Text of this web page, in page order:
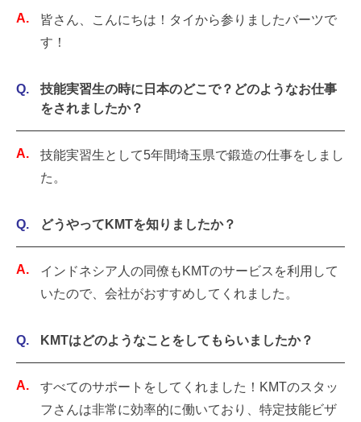
皆さん、こんにちは！タイから参りましたバーツで
す！
技能実習生の時に日本のどこで？どのようなお仕事
をされましたか？
技能実習生として5年間埼玉県で鍛造の仕事をしまし
た。
どうやってKMTを知りましたか？
インドネシア人の同僚もKMTのサービスを利用して
いたので、会社がおすすめしてくれました。
KMTはどのようなことをしてもらいましたか？
すべてのサポートをしてくれました！KMTのスタッ
フさんは非常に効率的に働いており、特定技能ビザ